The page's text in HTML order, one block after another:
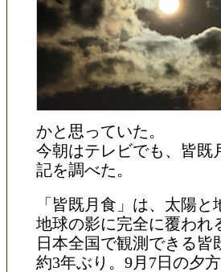
かと思っていた。
今朝はテレビでも、皆既
記を調べた。
「皆既月食」は、太陽
地球の影に完全に覆われ
日本全国で観測できる皆
約3年ぶり。9月7日の夕